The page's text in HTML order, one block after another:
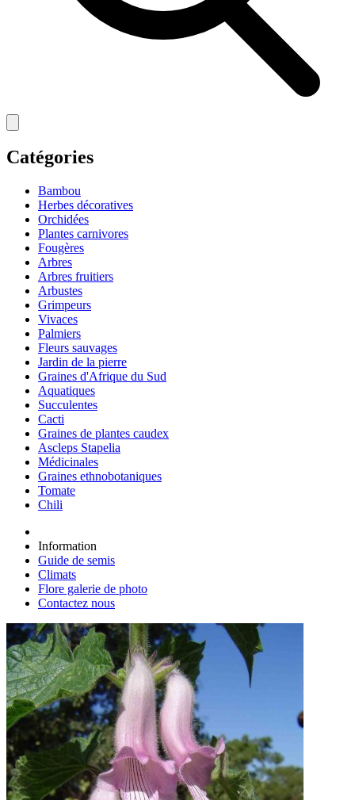
Catégories
Bambou
Herbes décoratives
Orchidées
Plantes carnivores
Fougères
Arbres
Arbres fruitiers
Arbustes
Grimpeurs
Vivaces
Palmiers
Fleurs sauvages
Jardin de la pierre
Graines d'Afrique du Sud
Aquatiques
Succulentes
Cacti
Graines de plantes caudex
Ascleps Stapelia
Médicinales
Graines ethnobotaniques
Tomate
Chili
Information
Guide de semis
Climats
Flore galerie de photo
Contactez nous